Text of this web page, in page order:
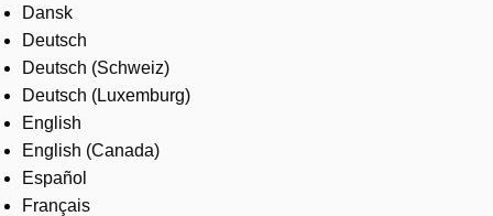
Services
About us
Where to buy
Contact us
Careers
Dansk
Deutsch
Deutsch (Schweiz)
Deutsch (Luxemburg)
English
English (Canada)
Español
Français